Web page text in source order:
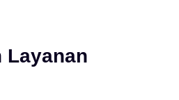
Layanan